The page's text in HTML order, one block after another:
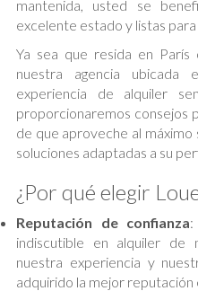
mantenida, usted se
excelente estado y listas
Ya sea que resida en
nuestra agencia
experiencia de alquiler
proporcionaremos consejos
de que aproveche al
soluciones adaptadas a su
¿Por qué elegir
Reputación de confianza:
indiscutible en alquiler de
nuestra experiencia y
adquirido la mejor reputación